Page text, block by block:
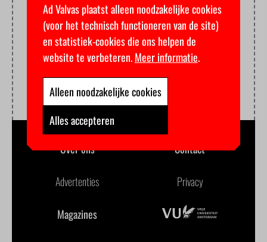
Over ons Contact
Advertenties Privacy
Magazines
Ad Valvas plaatst alleen noodzakelijke cookies
(voor het technisch functioneren van de site)
en statistiek-cookies die ons helpen de
website te verbeteren.Meer informatie.
Alleen noodzakelijke cookies
Alles accepteren